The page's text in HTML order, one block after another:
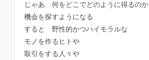
じゃあ 何をどこでどのように得るのか
機会を探すようになる
すると 野性的かつハイモラルな
モノを作るヒトや
取引をする人々や